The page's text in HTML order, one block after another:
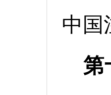
中国
第